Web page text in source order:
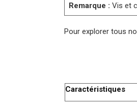
Remarque : Vis et
Pour explorer tous
Caractéristiques